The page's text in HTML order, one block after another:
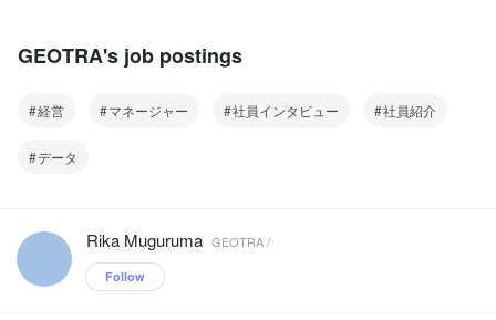
GEOTRA's job postings
経営 マネージャー 社員インタビュー 社員紹介
データ
Rika Muguruma GEOTRA /
Follow